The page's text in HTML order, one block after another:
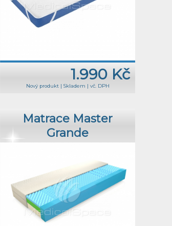
1.990 Kč
Nový produkt | Skladem | vč. DPH
Matrace Master
Grande